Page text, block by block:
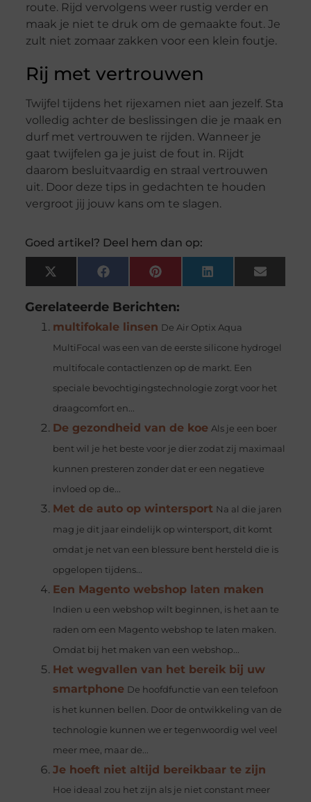
route. Rijd vervolgens weer rustig verder en
maak je niet te druk om de gemaakte fout. Je
zult niet zomaar zakken voor een klein foutje.
Rij met vertrouwen
Twijfel tijdens het rijexamen niet aan jezelf. Sta
volledig achter de beslissingen die je maak en
durf met vertrouwen te rijden. Wanneer je
gaat twijfelen ga je juist de fout in. Rijdt
daarom besluitvaardig en straal vertrouwen
uit. Door deze tips in gedachten te houden
vergroot jij jouw kans om te slagen.
Goed artikel? Deel hem dan op:
X
(Twitter)
FacebookPinterest LinkedIn Email
Gerelateerde Berichten:
multifokale linsen De Air Optix Aqua
MultiFocal was een van de eerste silicone hydrogel
multifocale contactlenzen op de markt. Een
speciale bevochtigingstechnologie zorgt voor het
draagcomfort en...
De gezondheid van de koe Als je een boer
bent wil je het beste voor je dier zodat zij maximaal
kunnen presteren zonder dat er een negatieve
invloed op de...
Met de auto op wintersport Na al die jaren
mag je dit jaar eindelijk op wintersport, dit komt
omdat je net van een blessure bent hersteld die is
opgelopen tijdens...
Een Magento webshop laten maken
Indien u een webshop wilt beginnen, is het aan te
raden om een Magento webshop te laten maken.
Omdat bij het maken van een webshop...
Het wegvallen van het bereik bij uw
smartphone De hoofdfunctie van een telefoon
is het kunnen bellen. Door de ontwikkeling van de
technologie kunnen we er tegenwoordig wel veel
meer mee, maar de...
Je hoeft niet altijd bereikbaar te zijn
Hoe ideaal zou het zijn als je niet constant meer